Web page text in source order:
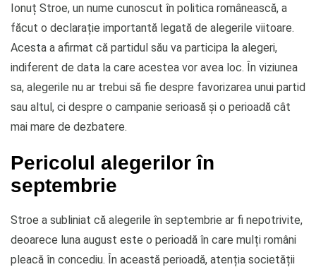
Ionuț Stroe, un nume cunoscut în politica românească, a
făcut o declarație importantă legată de alegerile viitoare.
Acesta a afirmat că partidul său va participa la alegeri,
indiferent de data la care acestea vor avea loc. În viziunea
sa, alegerile nu ar trebui să fie despre favorizarea unui partid
sau altul, ci despre o campanie serioasă și o perioadă cât
mai mare de dezbatere.
Pericolul alegerilor în
septembrie
Stroe a subliniat că alegerile în septembrie ar fi nepotrivite,
deoarece luna august este o perioadă în care mulți români
pleacă în concediu. În această perioadă, atenția societății